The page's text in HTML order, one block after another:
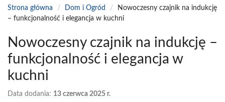
Strona główna / Dom i Ogród /
Nowoczesny czajnik na indukcję
– funkcjonalność i elegancja w kuchni
Nowoczesny czajnik na indukcję –
funkcjonalność i elegancja w
kuchni
Data dodania: 13 czerwca 2025 r.